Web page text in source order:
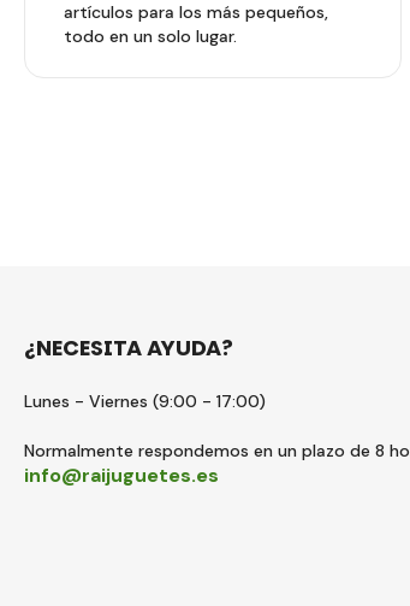
artículos para los más pequeños,
todo en un solo lugar.
¿NECESITA AYUDA?
Lunes - Viernes (9:00 - 17:00)
Normalmente respondemos en un plazo de 8
info@raijuguetes.es